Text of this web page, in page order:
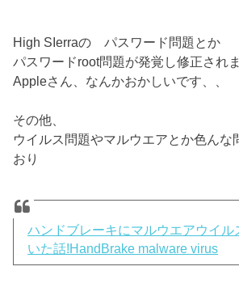
High SIerraの パスワード問題とか
パスワードroot問題が発覚し修正され
Appleさん、なんかおかしいです、、
その他、
ウイルス問題やマルウエアとか色んな
おり
ハンドブレーキにマルウエアウイル
いた話!HandBrake malware virus